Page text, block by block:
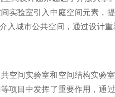
实验室引入中庭空间元素，
入城市公共空间，通过设计
空间实验室和空间结构实验
项目中发挥了重要作用，通